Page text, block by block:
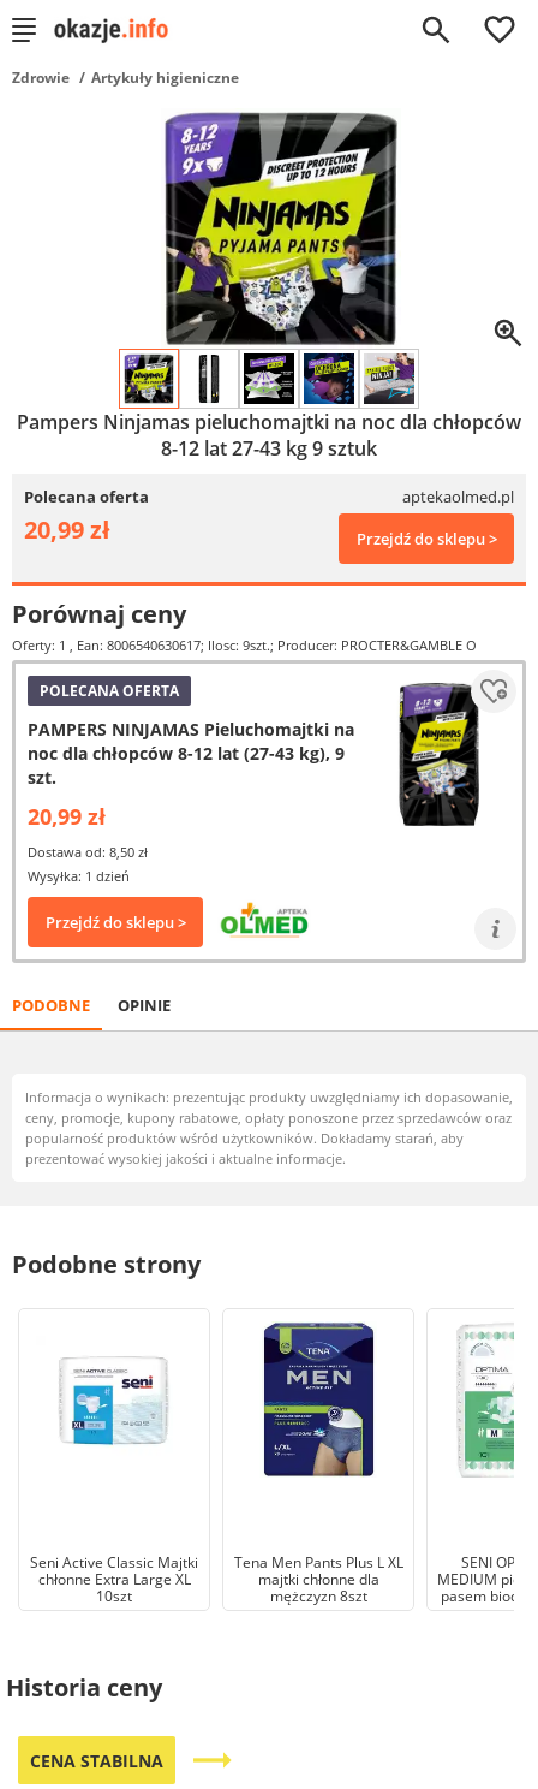
0
Zdrowie Artykuły higieniczne
Pampers Ninjamas pieluchomajtki na noc dla chłopców
8-12 lat 27-43 kg 9 sztuk
Polecana oferta aptekaolmed.pl
20,99 zł Przejdź do sklepu >
Porównaj ceny
Oferty: 1 , Ean: 8006540630617; Ilosc: 9szt.; Producer: PROCTER&GAMBLE O
POLECANA OFERTA
PAMPERS NINJAMAS Pieluchomajtki na
noc dla chłopców 8-12 lat (27-43 kg), 9
szt.
20,99 zł
Dostawa od: 8,50 zł
Wysyłka: 1 dzień
Przejdź do sklepu >
PODOBNE OPINIE
Informacja o wynikach: prezentując produkty uwzględniamy ich dopasowanie,
ceny, promocje, kupony rabatowe, opłaty ponoszone przez sprzedawców oraz
popularność produktów wśród użytkowników. Dokładamy starań, aby
prezentować wysokiej jakości i aktualne informacje.
Podobne strony
Seni Active Classic Majtki
chłonne Extra Large XL
10szt
Tena Men Pants Plus L XL
majtki chłonne dla
mężczyzn 8szt
SENI
MEDIUM
pasem
Historia ceny
CENA STABILNA trending_flat